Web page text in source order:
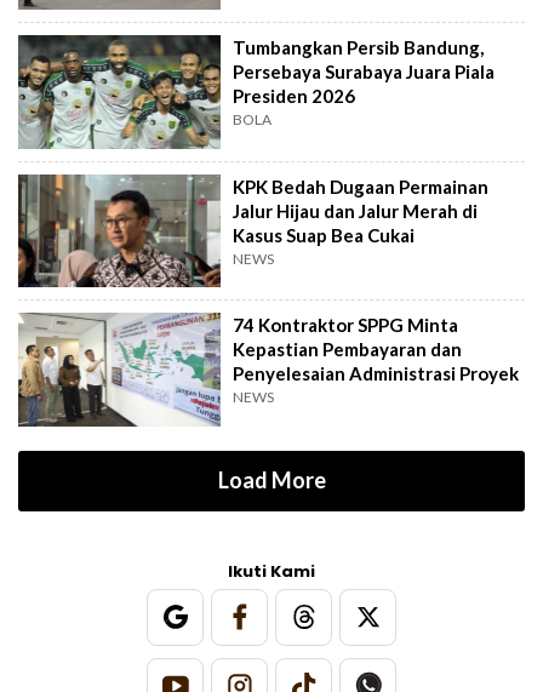
Tumbangkan Persib Bandung,
Persebaya Surabaya Juara Piala
Presiden 2026
BOLA
KPK Bedah Dugaan Permainan
Jalur Hijau dan Jalur Merah di
Kasus Suap Bea Cukai
NEWS
74 Kontraktor SPPG Minta
Kepastian Pembayaran dan
Penyelesaian Administrasi Proyek
NEWS
Load More
Ikuti Kami